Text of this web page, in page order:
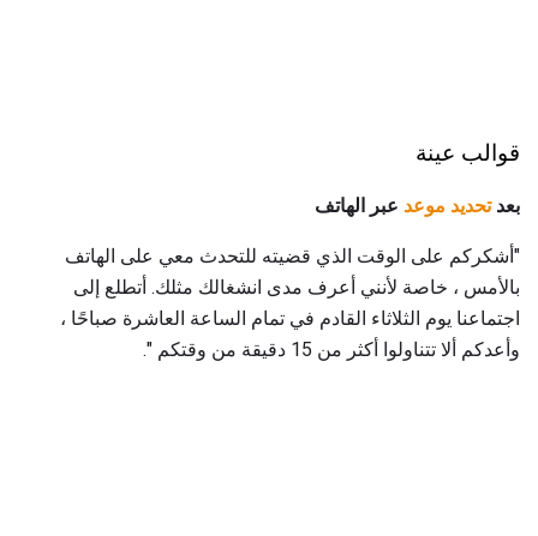
قوالب عينة
بعدتحديد موعد عبر الهاتف
"أشكركم على الوقت الذي قضيته للتحدث معي على الهاتف
بالأمس ، خاصة لأنني أعرف مدى انشغالك مثلك. أتطلع إلى
اجتماعنا يوم الثلاثاء القادم في تمام الساعة العاشرة صباحًا ،
وأعدكم ألا تتناولوا أكثر من 15 دقيقة من وقتكم ".